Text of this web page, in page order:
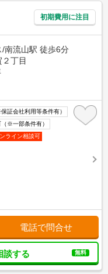
初期費用に注目
南流山駅 徒歩6分
丁目
証会社利用等条件有）
※一部条件有）
ライン相談可
電話で問合せ
談する 無料